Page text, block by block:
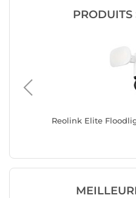
PRODUITS
Reolink Elite